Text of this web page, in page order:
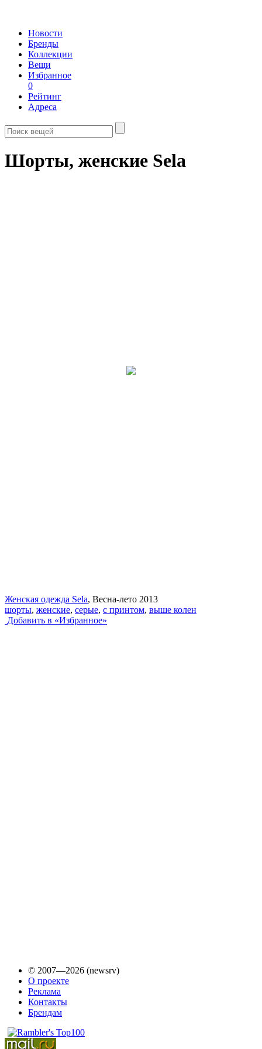
Новости
Бренды
Коллекции
Вещи
Избранное
0
Рейтинг
Адреса
Шорты, женские Sela
Женская одежда Sela, Весна-лето 2013
шорты, женские, серые, с принтом, выше колен
Добавить в «Избранное»
© 2007—2026 (newsrv)
О проекте
Реклама
Контакты
Брендам